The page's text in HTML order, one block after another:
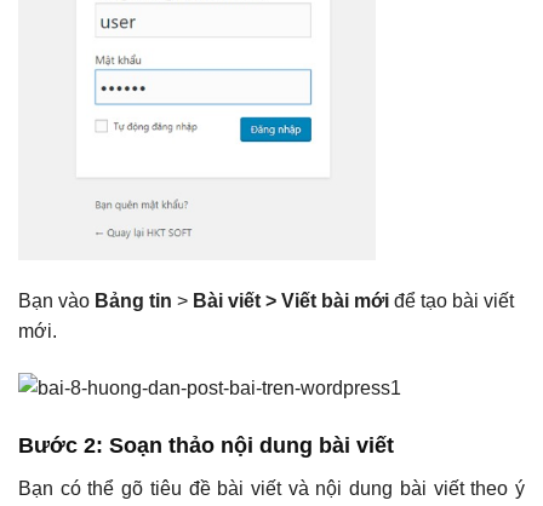
Bạn vào Bảng tin > Bài viết > Viết bài mới để tạo bài viết
mới.
Bước 2: Soạn thảo nội dung bài viết
Bạn có thể gõ tiêu đề bài viết và nội dung bài viết theo ý